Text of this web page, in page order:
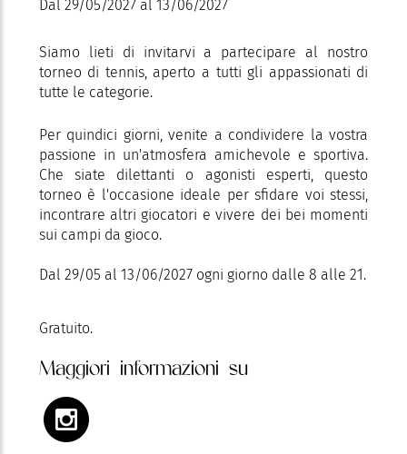
Dal 29/05/2027 al 13/06/2027
Siamo lieti di invitarvi a partecipare al nostro
torneo di tennis, aperto a tutti gli appassionati di
tutte le categorie.
Per quindici giorni, venite a condividere la vostra
passione in un'atmosfera amichevole e sportiva.
Che siate dilettanti o agonisti esperti, questo
torneo è l'occasione ideale per sfidare voi stessi,
incontrare altri giocatori e vivere dei bei momenti
sui campi da gioco.
Dal 29/05 al 13/06/2027 ogni giorno dalle 8 alle 21.
Gratuito.
Maggiori informazioni su